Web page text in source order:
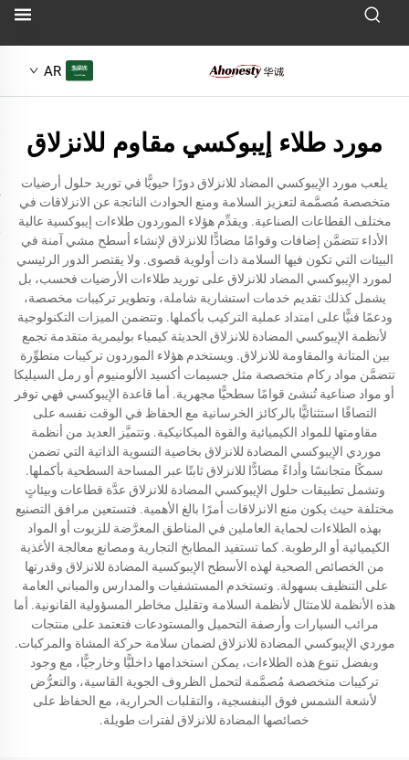
AR
مورد طلاء إيبوكسي مقاوم للانزلاق
يلعب مورد الإيبوكسي المضاد للانزلاق دورًا حيويًّا في توريد حلول أرضيات
متخصصة مُصمَّمة لتعزيز السلامة ومنع الحوادث الناتجة عن الانزلاقات في
مختلف القطاعات الصناعية. ويقدِّم هؤلاء الموردون طلاءات إيبوكسية عالية
الأداء تتضمَّن إضافات وقوامًا مضادًّا للانزلاق لإنشاء أسطح مشي آمنة في
البيئات التي تكون فيها السلامة ذات أولوية قصوى. ولا يقتصر الدور الرئيسي
لمورد الإيبوكسي المضاد للانزلاق على توريد طلاءات الأرضيات فحسب، بل
يشمل كذلك تقديم خدمات استشارية شاملة، وتطوير تركيبات مخصصة،
ودعمًا فنيًّا على امتداد عملية التركيب بأكملها. وتتضمن الميزات التكنولوجية
لأنظمة الإيبوكسي المضادة للانزلاق الحديثة كيمياء بوليمرية متقدمة تجمع
بين المتانة والمقاومة للانزلاق. ويستخدم هؤلاء الموردون تركيبات متطوِّرة
تتضمَّن مواد ركام متخصصة مثل جسيمات أكسيد الألومنيوم أو رمل السيليكا
أو مواد صناعية تُنشئ قوامًا سطحيًّا مجهرية. أما قاعدة الإيبوكسي فهي توفر
التصاقًا استثنائيًّا بالركائز الخرسانية مع الحفاظ في الوقت نفسه على
مقاومتها للمواد الكيميائية والقوة الميكانيكية. وتتميَّز العديد من أنظمة
موردي الإيبوكسي المضادة للانزلاق بخاصية التسوية الذاتية التي تضمن
سمكًا متجانسًا وأداءً مضادًّا للانزلاق ثابتًا عبر المساحة السطحية بأكملها.
وتشمل تطبيقات حلول الإيبوكسي المضادة للانزلاق عدَّة قطاعات وبيئاتٍ
مختلفة حيث يكون منع الانزلاقات أمرًا بالغ الأهمية. فتستعين مرافق التصنيع
بهذه الطلاءات لحماية العاملين في المناطق المعرَّضة للزيوت أو المواد
الكيميائية أو الرطوبة. كما تستفيد المطابخ التجارية ومصانع معالجة الأغذية
من الخصائص الصحية لهذه الأسطح الإيبوكسية المضادة للانزلاق وقدرتها
على التنظيف بسهولة. وتستخدم المستشفيات والمدارس والمباني العامة
هذه الأنظمة للامتثال لأنظمة السلامة وتقليل مخاطر المسؤولية القانونية. أما
مرائب السيارات وأرصفة التحميل والمستودعات فتعتمد على منتجات
موردي الإيبوكسي المضادة للانزلاق لضمان سلامة حركة المشاة والمركبات.
وبفضل تنوع هذه الطلاءات، يمكن استخدامها داخليًّا وخارجيًّا، مع وجود
تركيبات متخصصة مُصمَّمة لتحمل الظروف الجوية القاسية، والتعرُّض
لأشعة الشمس فوق البنفسجية، والتقلبات الحرارية، مع الحفاظ على
خصائصها المضادة للانزلاق لفترات طويلة.